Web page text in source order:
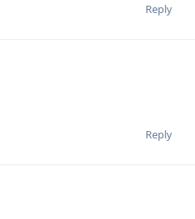
Reply
Reply